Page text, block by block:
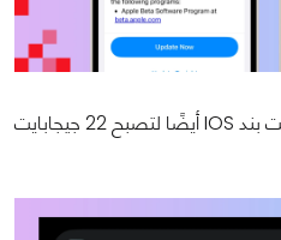
وقد زادت المساحة المستهلكة تحت بند IOS أيضًا لتصبح 22 جيجابايت